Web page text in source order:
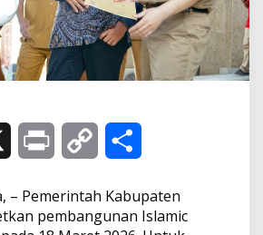
P
r
o
i
c
i
p
a
– Pemerintah Kabupaten
pembangunan Islamic